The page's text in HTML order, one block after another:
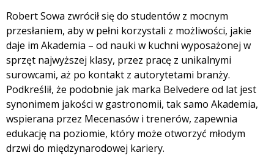
Robert Sowa zwrócił się do studentów z mocnym
przesłaniem, aby w pełni korzystali z możliwości, jakie
daje im Akademia – od nauki w kuchni wyposażonej w
sprzęt najwyższej klasy, przez pracę z unikalnymi
surowcami, aż po kontakt z autorytetami branży.
Podkreślił, że podobnie jak marka Belvedere od lat jest
synonimem jakości w gastronomii, tak samo Akademia,
wspierana przez Mecenasów i trenerów, zapewnia
edukację na poziomie, który może otworzyć młodym
drzwi do międzynarodowej kariery.